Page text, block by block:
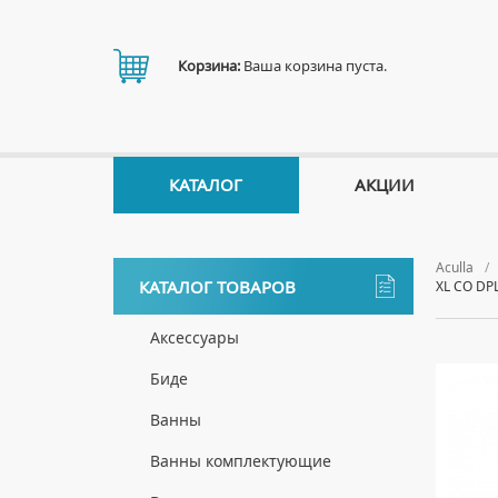
Aculla
XL CO
КАТАЛОГ ТОВАРОВ
Аксессуары
ДЕРЖАТЕЛИ
Биде
НАПОЛЬНЫЕ БИДЕ
Ванны
АКРИЛОВЫЕ ВАННЫ
Ванны комплектующие
Корзина: Ваша корзина пуста.
КАТАЛОГ АКЦИИ